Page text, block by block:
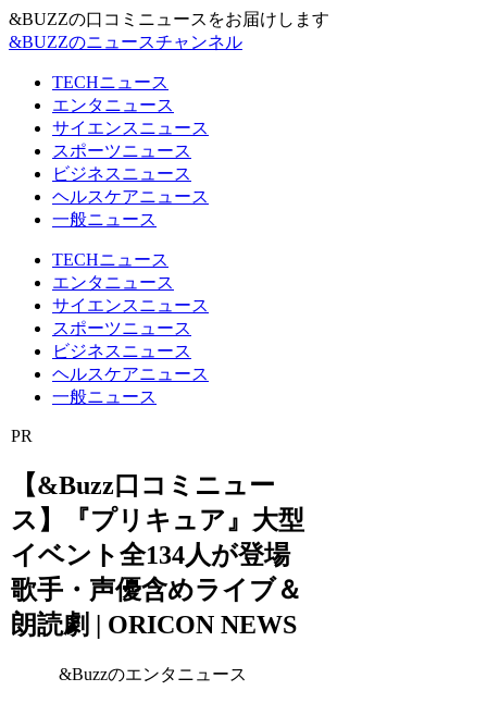
&BUZZの口コミニュースをお届けします
&BUZZのニュースチャンネル
TECHニュース
エンタニュース
サイエンスニュース
スポーツニュース
ビジネスニュース
ヘルスケアニュース
一般ニュース
TECHニュース
エンタニュース
サイエンスニュース
スポーツニュース
ビジネスニュース
ヘルスケアニュース
一般ニュース
PR
【&Buzz口コミニュー
ス】『プリキュア』大型
イベント全134人が登場
歌手・声優含めライブ＆
朗読劇 | ORICON NEWS
&Buzzのエンタニュース